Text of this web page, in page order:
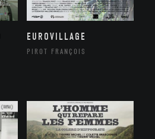
EUROVILLAGE
PIROT FRANÇOIS